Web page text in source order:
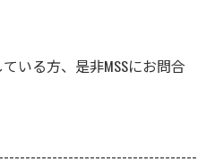
いる方、是非MSSにお問合